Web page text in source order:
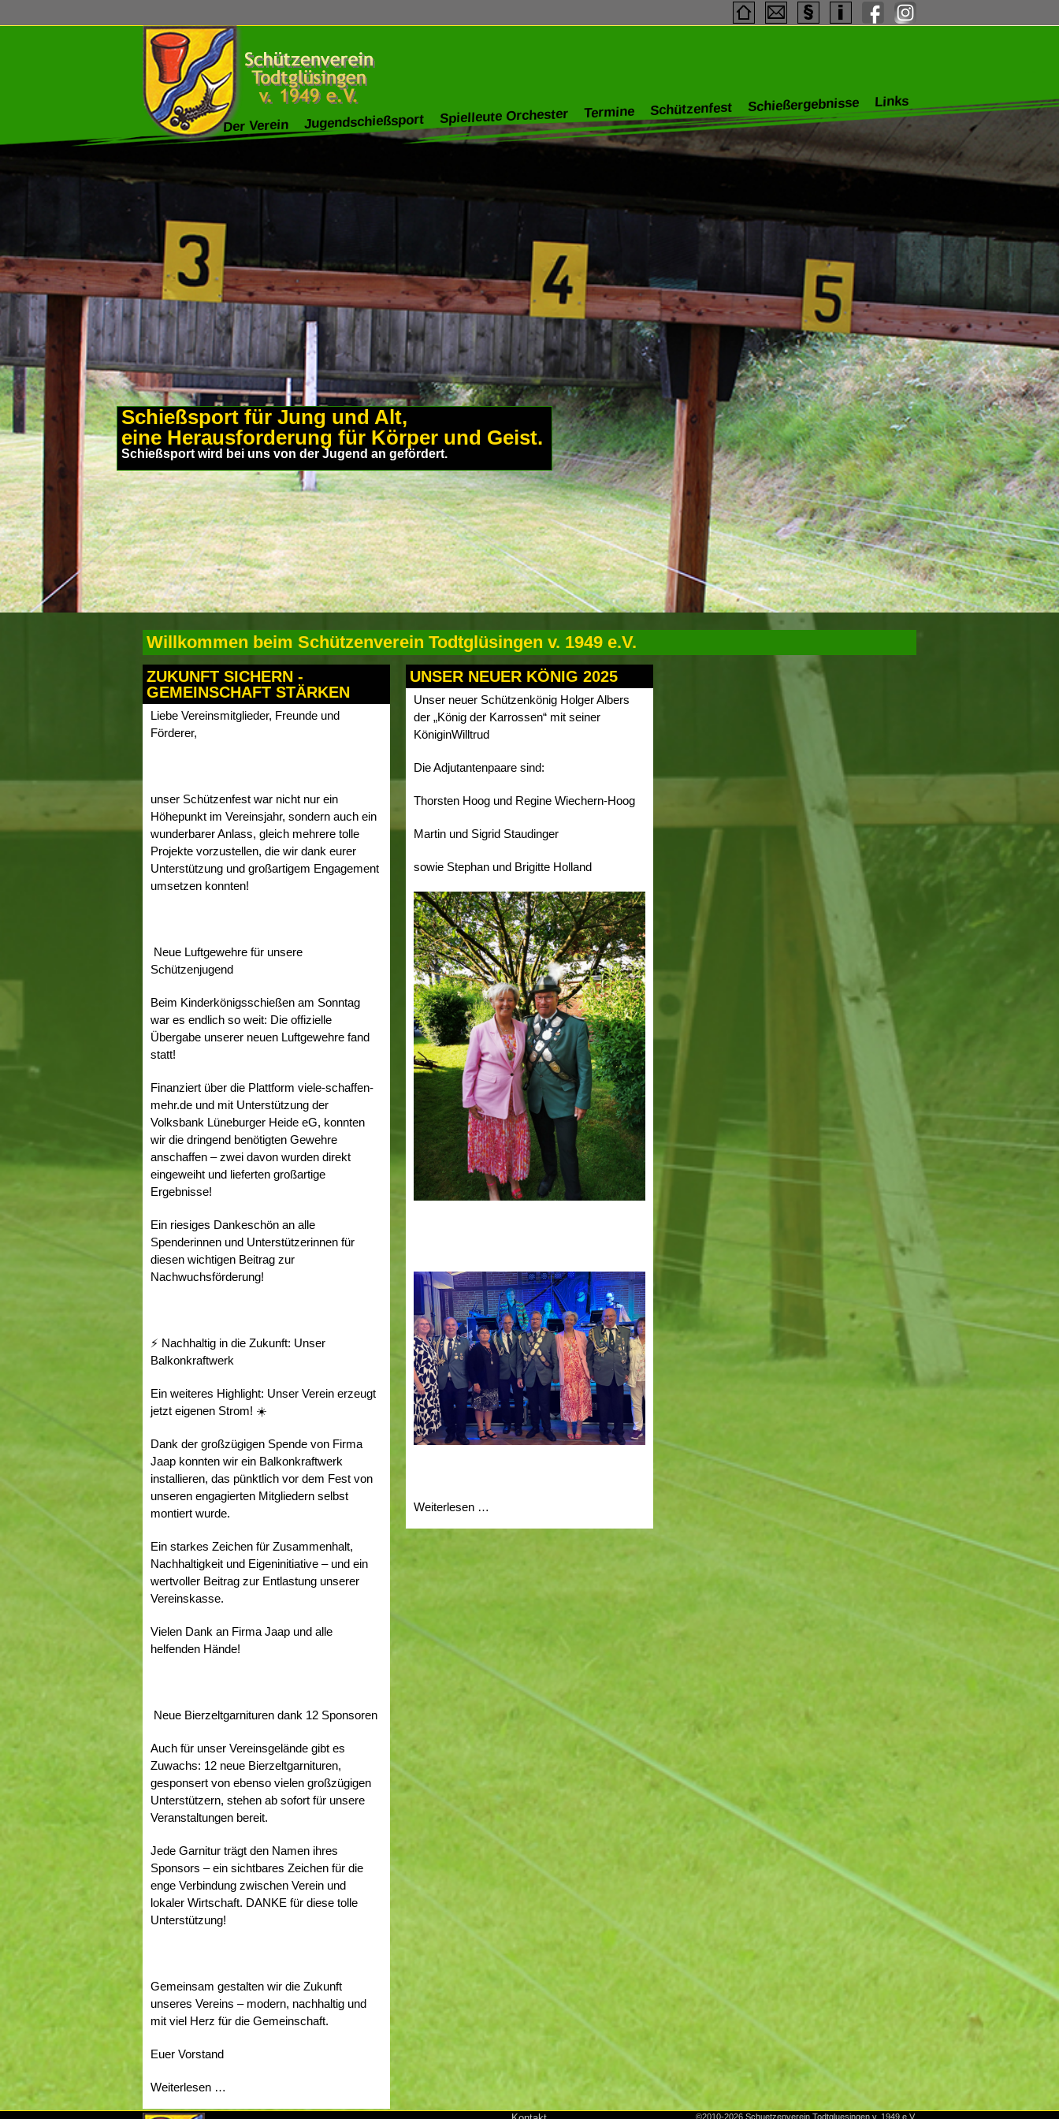
Schießsport für Jung und Alt,
eine Herausforderung für Körper und Geist.
Schießsport wird bei uns von der Jugend an gefördert.
Navigation
Der Verein Jugendschießsport Spielleute Orchester Termine Schützenfest Schießergebnisse Links
Willkommen beim Schützenverein Todtglüsingen v. 1949 e.V.
ZUKUNFT SICHERN -
GEMEINSCHAFT STÄRKEN
Liebe Vereinsmitglieder, Freunde und
Förderer,
unser Schützenfest war nicht nur ein
Höhepunkt im Vereinsjahr, sondern auch ein
wunderbarer Anlass, gleich mehrere tolle
Projekte vorzustellen, die wir dank eurer
Unterstützung und großartigem Engagement
umsetzen konnten!
Neue Luftgewehre für unsere
Schützenjugend
Beim Kinderkönigsschießen am Sonntag
war es endlich so weit: Die offizielle
Übergabe unserer neuen Luftgewehre fand
statt!
Finanziert über die Plattformviele-schaffen-
mehr.de und mit Unterstützung der
Volksbank Lüneburger Heide eG, konnten
wir die dringend benötigten Gewehre
anschaffen – zwei davon wurden direkt
eingeweiht und lieferten großartige
Ergebnisse!
Ein riesiges Dankeschön an alle
Spenderinnen und Unterstützerinnen für
diesen wichtigen Beitrag zur
Nachwuchsförderung!
⚡️ Nachhaltig in die Zukunft: Unser
Balkonkraftwerk
Ein weiteres Highlight: Unser Verein erzeugt
jetzt eigenen Strom! ☀️
Dank der großzügigen Spende von Firma
Jaap konnten wir ein Balkonkraftwerk
installieren, das pünktlich vor dem Fest von
unseren engagierten Mitgliedern selbst
montiert wurde.
Ein starkes Zeichen für Zusammenhalt,
Nachhaltigkeit und Eigeninitiative – und ein
wertvoller Beitrag zur Entlastung unserer
Vereinskasse.
Vielen Dank an Firma Jaap und alle
helfenden Hände!
Neue Bierzeltgarnituren dank 12 Sponsoren
Auch für unser Vereinsgelände gibt es
Zuwachs: 12 neue Bierzeltgarnituren,
gesponsert von ebenso vielen großzügigen
Unterstützern, stehen ab sofort für unsere
Veranstaltungen bereit.
Jede Garnitur trägt den Namen ihres
Sponsors – ein sichtbares Zeichen für die
enge Verbindung zwischen Verein und
lokaler Wirtschaft. DANKE für diese tolle
Unterstützung!
Gemeinsam gestalten wir die Zukunft
unseres Vereins – modern, nachhaltig und
mit viel Herz für die Gemeinschaft.
Euer Vorstand
Weiterlesen …
UNSER NEUER KÖNIG 2025
Unser neuer Schützenkönig Holger Albers
der „König der Karrossen“ mit seiner
KöniginWilltrud
Die Adjutantenpaare sind:
Thorsten Hoog und Regine Wiechern-Hoog
Martin und Sigrid Staudinger
sowie Stephan und Brigitte Holland
Weiterlesen …
KÖNIG
©2010-2026 Schuetzenverein Todtgluesingen v. 1949 e.V.